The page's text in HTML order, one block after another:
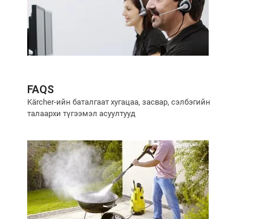
FAQS
Kärcher-ийн баталгаат хугацаа, засвар, сэлбэгийн
талаархи түгээмэл асуултууд